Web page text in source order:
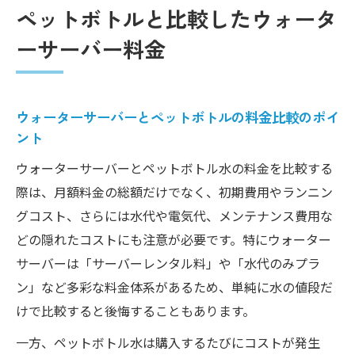
ペットボトルと比較したウォータ
ーサーバー料金
ウォーターサーバーとペットボトルの料金比較のポイ
ント
ウォーターサーバーとペットボトル水の料金を比較する
際は、月額料金の総額だけでなく、初期費用やランニン
グコスト、さらには水代や電気代、メンテナンス費用な
どの隠れたコストにも注意が必要です。特にウォーター
サーバーは「サーバーレンタル料」や「水代のみプラ
ン」など多彩な料金体系があるため、単純に水の値段だ
けで比較すると後悔することもあります。
一方、ペットボトル水は購入するたびにコストが発生